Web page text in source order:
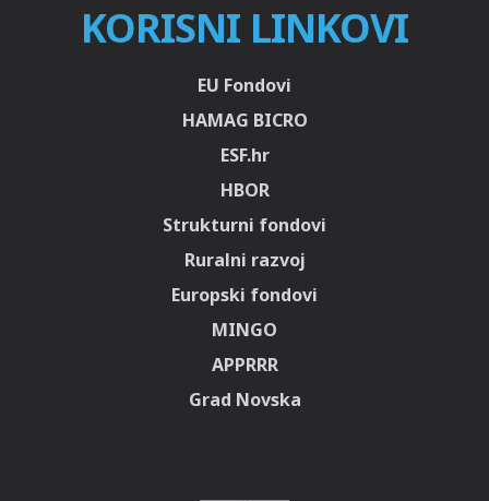
KORISNI LINKOVI
EU Fondovi
HAMAG BICRO
ESF.hr
HBOR
Strukturni fondovi
Ruralni razvoj
Europski fondovi
MINGO
APPRRR
Grad Novska